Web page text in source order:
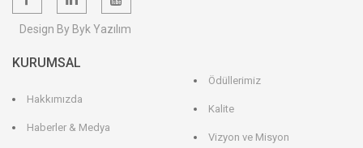
Design By Byk Yazılım
KURUMSAL
Hakkımızda
Haberler & Medya
Ödüllerimiz
Kalite
Vizyon ve Misyon